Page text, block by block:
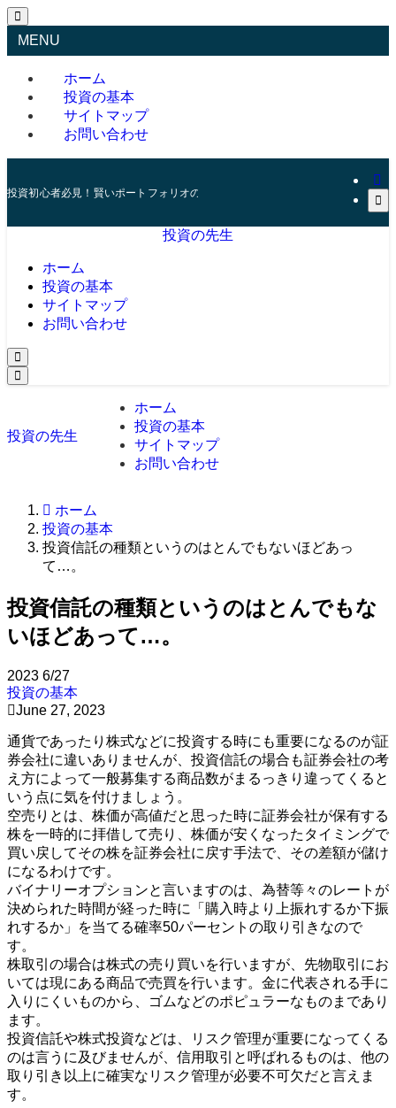
MENU
ホーム
投資の基本
サイトマップ
お問い合わせ
投資初心者必見！賢いポートフォリオの組み方とリスク管理の秘訣
投資の先生
ホーム
投資の基本
サイトマップ
お問い合わせ
投資の先生
ホーム
投資の基本
サイトマップ
お問い合わせ
ホーム
投資の基本
投資信託の種類というのはとんでもないほどあっ
て…。
投資信託の種類というのはとんでもな
いほどあって…。
2023 6/27
投資の基本
June 27, 2023
通貨であったり株式などに投資する時にも重要になるのが証
券会社に違いありませんが、投資信託の場合も証券会社の考
え方によって一般募集する商品数がまるっきり違ってくると
いう点に気を付けましょう。
空売りとは、株価が高値だと思った時に証券会社が保有する
株を一時的に拝借して売り、株価が安くなったタイミングで
買い戻してその株を証券会社に戻す手法で、その差額が儲け
になるわけです。
バイナリーオプションと言いますのは、為替等々のレートが
決められた時間が経った時に「購入時より上振れするか下振
れするか」を当てる確率50パーセントの取り引きなので
す。
株取引の場合は株式の売り買いを行いますが、先物取引にお
いては現にある商品で売買を行います。金に代表される手に
入りにくいものから、ゴムなどのポピュラーなものまであり
ます。
投資信託や株式投資などは、リスク管理が重要になってくる
のは言うに及びませんが、信用取引と呼ばれるものは、他の
取り引き以上に確実なリスク管理が必要不可欠だと言えま
す。